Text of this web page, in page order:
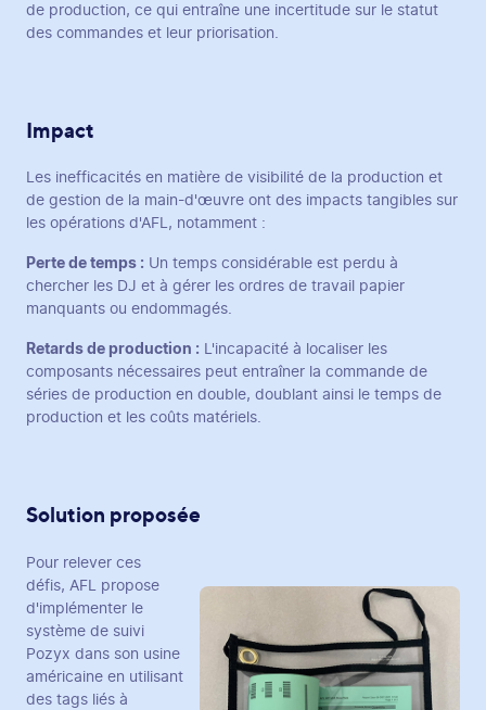
de production, ce qui entraîne une incertitude sur le statut
des commandes et leur priorisation.
Impact
Les inefficacités en matière de visibilité de la production et
de gestion de la main-d'œuvre ont des impacts tangibles sur
les opérations d'AFL, notamment :
Perte de temps : Un temps considérable est perdu à
chercher les DJ et à gérer les ordres de travail papier
manquants ou endommagés.
Retards de production : L'incapacité à localiser les
composants nécessaires peut entraîner la commande de
séries de production en double, doublant ainsi le temps de
production et les coûts matériels.
Solution proposée
Pour relever ces
défis, AFL propose
d'implémenter le
système de suivi
Pozyx dans son usine
américaine en utilisant
des tags liés à